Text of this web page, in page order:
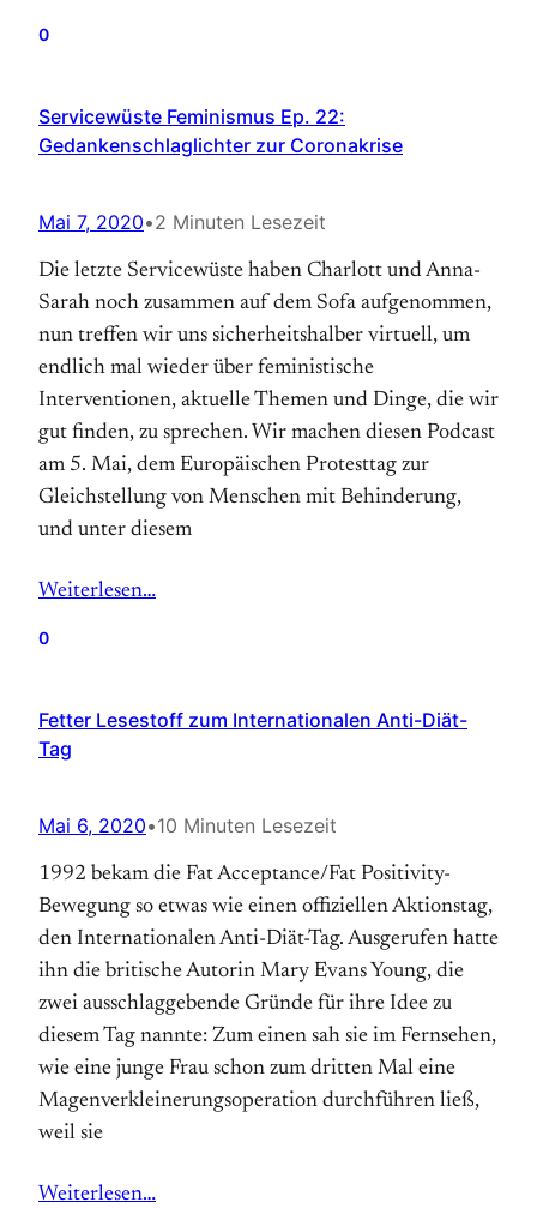
0
Servicewüste Feminismus Ep. 22:
Gedankenschlaglichter zur Coronakrise
Mai 7, 2020•2 Minuten Lesezeit
Die letzte Servicewüste haben Charlott und Anna-
Sarah noch zusammen auf dem Sofa aufgenommen,
nun treffen wir uns sicherheitshalber virtuell, um
endlich mal wieder über feministische
Interventionen, aktuelle Themen und Dinge, die wir
gut finden, zu sprechen. Wir machen diesen Podcast
am 5. Mai, dem Europäischen Protesttag zur
Gleichstellung von Menschen mit Behinderung,
und unter diesem
Weiterlesen…
0
Fetter Lesestoff zum Internationalen Anti-Diät-
Tag
Mai 6, 2020•10 Minuten Lesezeit
1992 bekam die Fat Acceptance/Fat Positivity-
Bewegung so etwas wie einen offiziellen Aktions­tag,
den Internationalen Anti-Diät-Tag. Aus­gerufen hatte
ihn die britische Autorin Mary Evans Young, die
zwei ausschlaggebende Gründe für ihre Idee zu
diesem Tag nannte: Zum einen sah sie im Fernsehen,
wie eine junge Frau schon zum dritten Mal eine
Magen­verkleinerungs­operation durchführen ließ,
weil sie
Weiterlesen…